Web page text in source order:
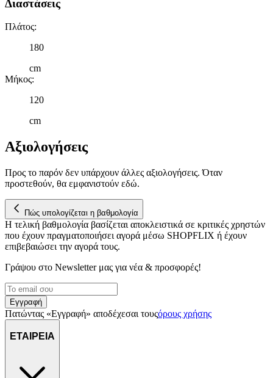
Διαστάσεις
Πλάτος:
180
cm
Μήκος:
120
cm
Αξιολογήσεις
Προς το παρόν δεν υπάρχουν άλλες αξιολογήσεις. Όταν
προστεθούν, θα εμφανιστούν εδώ.
Πώς υπολογίζεται η βαθμολογία
Η τελική βαθμολογία βασίζεται αποκλειστικά σε κριτικές χρηστών
που έχουν πραγματοποιήσει αγορά μέσω SHOPFLIX ή έχουν
επιβεβαιώσει την αγορά τους.
Γράψου στο Νewsletter μας για νέα & προσφορές!
Εγγραφή
Πατώντας «Εγγραφή» αποδέχεσαι τουςόρους χρήσης
ΕΤΑΙΡΕΙΑ